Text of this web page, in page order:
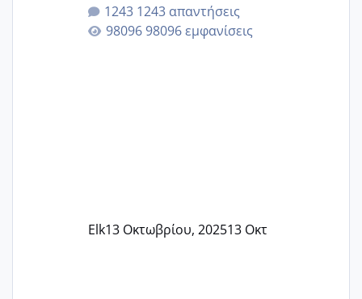
καμιά άλλη κοπέλα να γεννάει Μάιο ;;
1243 απαντήσεις
98096 εμφανίσεις
Elk13 Οκτωβρίου, 202513 Οκτ